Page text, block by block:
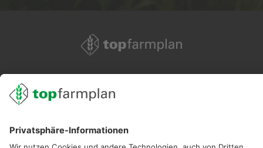
service@topfarmplan.de
Sei immer auf dem Laufenden!